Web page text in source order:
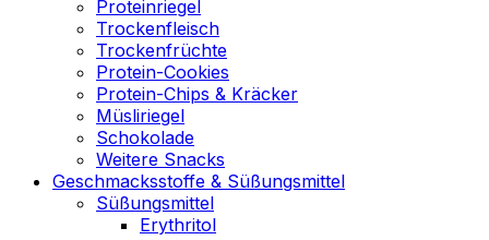
Proteinriegel
Trockenfleisch
Trockenfrüchte
Protein-Cookies
Protein-Chips & Kräcker
Müsliriegel
Schokolade
Weitere Snacks
Geschmacksstoffe & Süßungsmittel
Süßungsmittel
Erythritol